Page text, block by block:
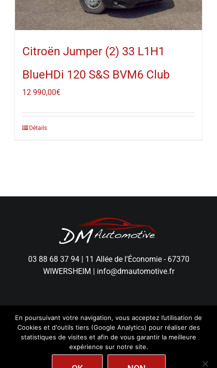
Citroën Jumper (2) 33 L1H1
BlueHDi 120 S&S BVM6 Club
12 990,00€
Détails
03 88 68 37 94| 11 Allée de l'Économie - 67370
WIWERSHEIM
info@dmautomotive.fr
DM Automotive - Tous droits réservés.Mentions
En poursuivant votre navigation, vous acceptez l’utilisation de
Cookies et d'outils tiers (Google Analytics) pour réaliser des
statistiques de visites et afin de vous garantir la meilleure
expérience sur notre site.